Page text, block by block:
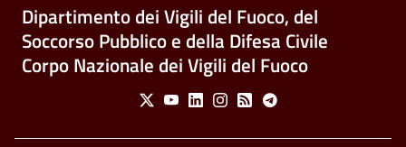
Dipartimento dei Vigili del Fuoco, del
Soccorso Pubblico e della Difesa Civile
Corpo Nazionale dei Vigili del Fuoco
Social Menu
X YoutubeLinkedinInstagram
Feed Telegram